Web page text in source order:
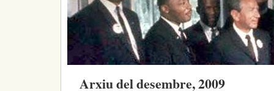
Arxiu del desembre, 2009